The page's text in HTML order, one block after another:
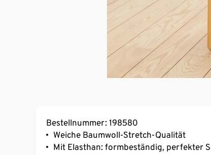
Bestellnummer: 198580
Weiche Baumwoll-Stretch-Qualität
Mit Elasthan: formbeständig, perfekter